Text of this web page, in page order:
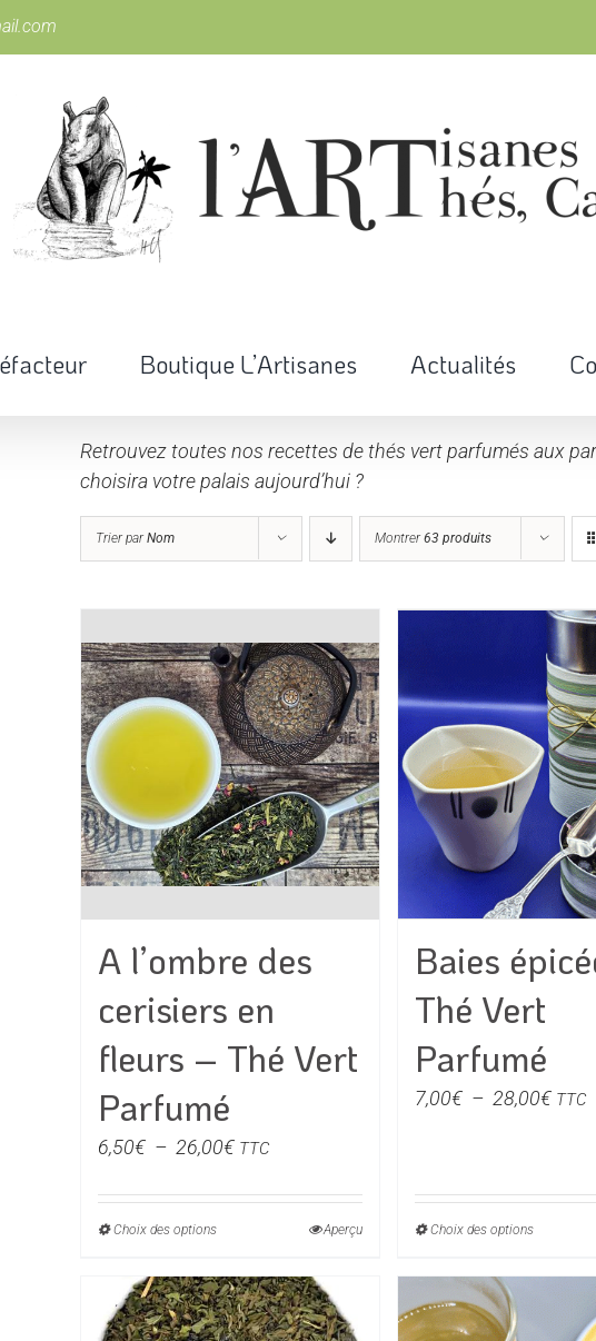
Boutique L’Artisanes Actualités
Retrouvez toutes nos recettes de thés vert parfumés aux
choisira votre palais aujourd’hui ?
Trier parNom Montrer63 produits
A l’ombre des
cerisiers en
fleurs – Thé Vert
Parfumé
6,50€ – 26,00€Plage
prix :
26,00€
TTC
Choix des optionsCe
a
plusieurs
Aperçu
Baies
Thé Vert
Parfumé
7,00€ – 28,00€Plage
TTC
Choix des optionsCe